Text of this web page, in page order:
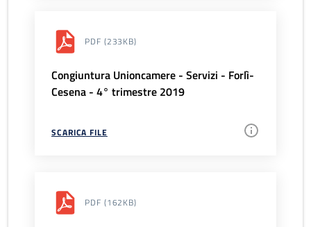
PDF (233KB)
Congiuntura Unioncamere - Servizi - Forlì-
Cesena - 4° trimestre 2019
SCARICA FILE
PDF (162KB)